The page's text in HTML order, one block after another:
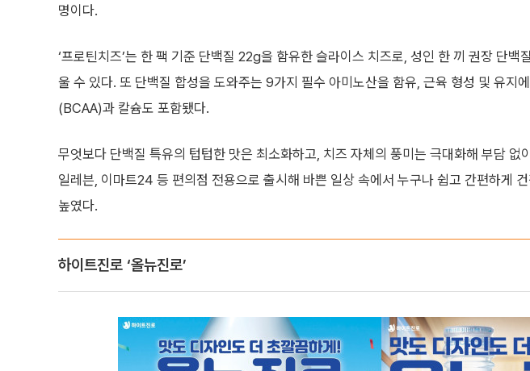
명이다.
‘프로틴치즈’는 한 팩 기준 단백질 22g을 함유한 슬라이스 치즈로, 성인 한 끼 권장 단
울 수 있다. 또 단백질 합성을 도와주는 9가지 필수 아미노산을 함유, 근육 형성 및 유지
(BCAA)과 칼슘도 포함됐다.
무엇보다 단백질 특유의 텁텁한 맛은 최소화하고, 치즈 자체의 풍미는 극대화해 부담 없
일레븐, 이마트24 등 편의점 전용으로 출시해 바쁜 일상 속에서 누구나 쉽고 간편하게
높였다.
하이트진로 ‘올뉴진로’